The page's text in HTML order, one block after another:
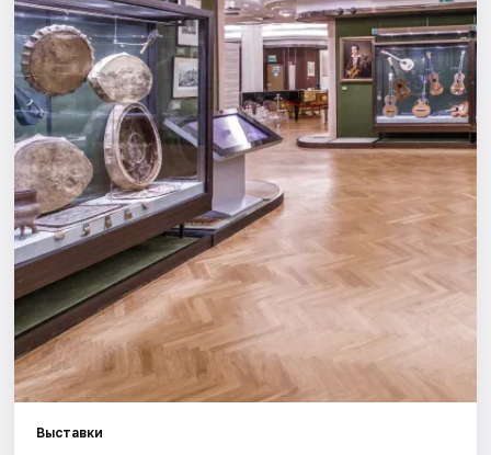
Города
Площадки
Артисты
Рейтинги
Выставки